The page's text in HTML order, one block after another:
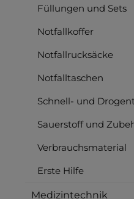
Füllungen und Sets
Notfallkoffer
Notfallrucksäcke
Notfalltaschen
Schnell- und
Sauerstoff und
Verbrauchsmaterial
Erste Hilfe
Medizintechnik